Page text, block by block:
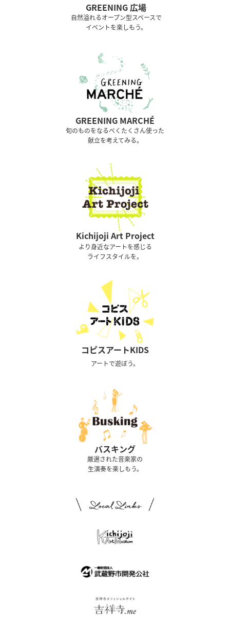
GREENING 広場
⾃然溢れるオープン型スペースで
イベントを楽しもう。
GREENING MARCHÉ
旬のものをなるべくたくさん使った
献立を考えてみる。
Kichijoji Art Project
より身近なアートを感じる
ライフスタイルを。
コピスアートKIDS
アートで遊ぼう。
バスキング
厳選された音楽家の
生演奏を楽しもう。